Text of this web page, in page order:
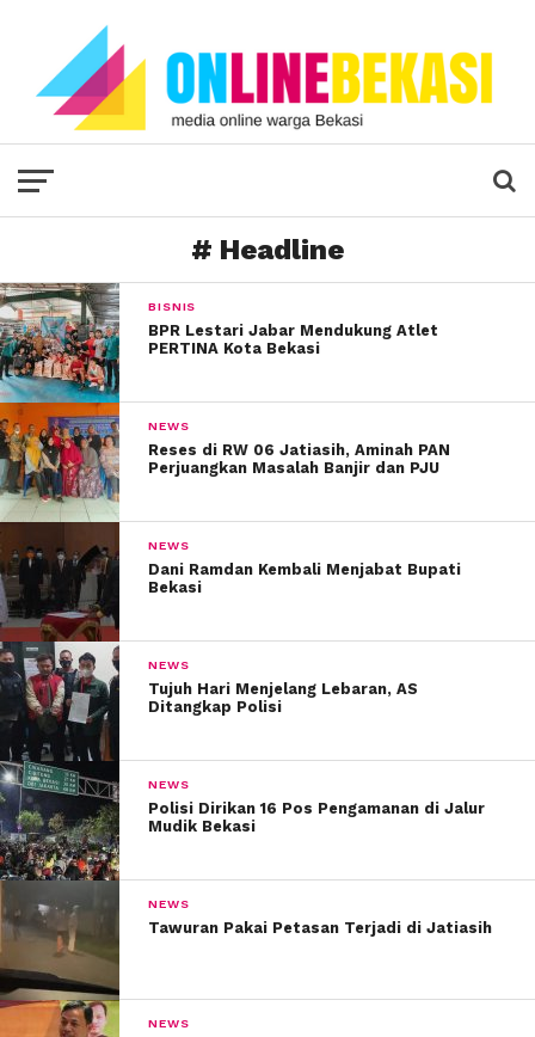
# Headline
BISNIS
BPR Lestari Jabar Mendukung Atlet
PERTINA Kota Bekasi
NEWS
Reses di RW 06 Jatiasih, Aminah PAN
Perjuangkan Masalah Banjir dan PJU
NEWS
Dani Ramdan Kembali Menjabat Bupati
Bekasi
NEWS
Tujuh Hari Menjelang Lebaran, AS
Ditangkap Polisi
NEWS
Polisi Dirikan 16 Pos Pengamanan di Jalur
Mudik Bekasi
NEWS
Tawuran Pakai Petasan Terjadi di Jatiasih
NEWS